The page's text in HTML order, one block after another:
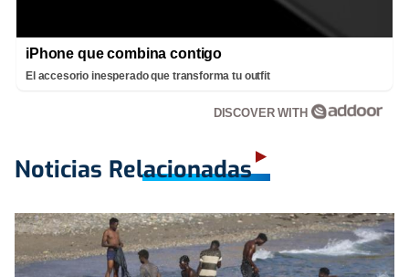
iPhone que combina contigo
El accesorio inesperado que transforma tu outfit
DISCOVER WITH
Noticias Relacionadas